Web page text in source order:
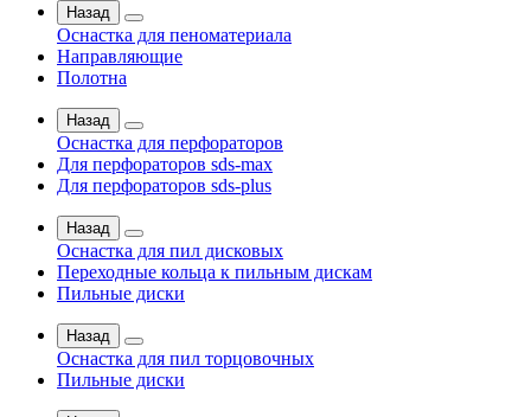
Назад
Оснастка для пеноматериала
Направляющие
Полотна
Назад
Оснастка для перфораторов
Для перфораторов sds-max
Для перфораторов sds-plus
Назад
Оснастка для пил дисковых
Переходные кольца к пильным дискам
Пильные диски
Назад
Оснастка для пил торцовочных
Пильные диски